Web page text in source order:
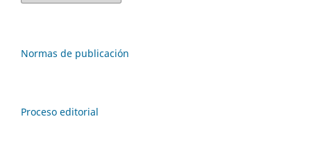
Normas de publicación
Proceso editorial